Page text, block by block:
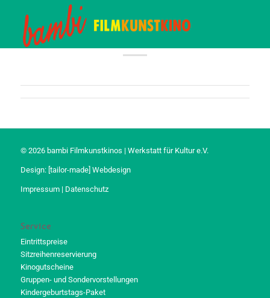
© 2026 bambi Filmkunstkinos | Werkstatt für Kultur e.V.
Design: [tailor-made] Webdesign
Impressum| Datenschutz
Service
Eintrittspreise
Sitzreihenreservierung
Kinogutscheine
Gruppen- und Sondervorstellungen
Kindergeburtstags-Paket